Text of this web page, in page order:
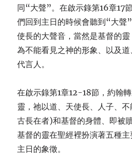
同“大聲”。在啟示錄第16章17
們回到主日的時候會聽到“大聲
使長的大聲音，當然是基督的
為不能看見之神的形象、以及
代言人。
在啟示錄第1章12-18節，約翰
靈，祂以道、天使長、人子、
古長在者)和基督的身體、即被
基督的靈在聖經裡扮演著五種
主日的象徵。